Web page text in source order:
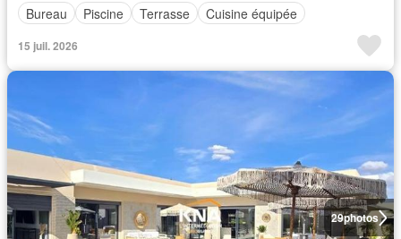
Bureau
Piscine Terrasse Cuisine équipée
15 juil. 2026
29photos